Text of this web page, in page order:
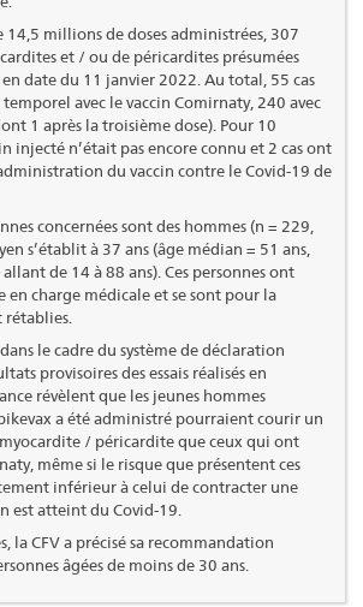
14,5 millions de doses administrées, 307
et / ou de péricardites présumées
date du 11 janvier 2022. Au total, 55 cas
avec le vaccin Comirnaty, 240 avec
1 après la troisième dose). Pour 10
injecté n’était pas encore connu et 2 cas ont
du vaccin contre le Covid-19 de
concernées sont des hommes (n = 229,
s’établit à 37 ans (âge médian = 51 ans,
de 14 à 88 ans). Ces personnes ont
en charge médicale et se sont pour la
le cadre du système de déclaration
provisoires des essais réalisés en
révèlent que les jeunes hommes
a été administré pourraient courir un
/ péricardite que ceux qui ont
même si le risque que présentent ces
inférieur à celui de contracter une
est atteint du Covid-19.
la CFV a précisé sa recommandation
âgées de moins de 30 ans.